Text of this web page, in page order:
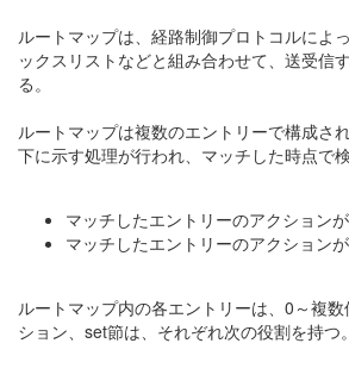
ルートマップは、経路制御プロトコルによ
ックスリストなどと組み合わせて、送受信
る。
ルートマップは複数のエントリーで構成さ
下に示す処理が行われ、マッチした時点で
マッチしたエントリーのアクション
マッチしたエントリーのアクション
ルートマップ内の各エントリーは、0～複
ション、set節は、それぞれ次の役割を持つ。